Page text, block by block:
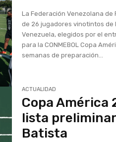
La Federación Venezolana
de 26 jugadores vinotintos
Venezuela, elegidos por el
para la CONMEBOL Copa
semanas de preparación...
ACTUALIDAD
Copa América
lista
Batista